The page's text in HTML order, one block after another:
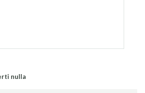
nulla